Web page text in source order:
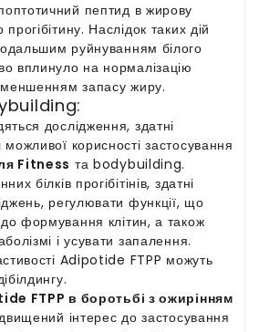
пептид в жирову
Наслідок таких дій
руйнуванням білого
вплинуло на нормалізацію
запасу жиру.
дослідження, здатні
можливої корисності застосування
Fitness та bodybuilding.
білків прогібітінів, здатні
регулювати функції, що
формування клітин, а також
і усувати запалення.
Adipotide FTPP можуть
FTPP в боротьбі з ожирінням
інтерес до застосування